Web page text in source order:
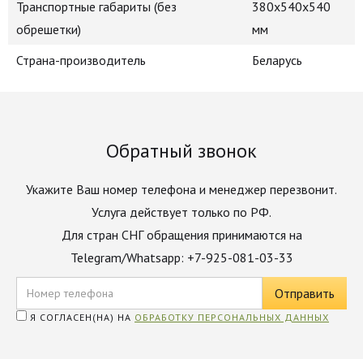
Транспортные габариты (без
обрешетки)
380х540х540
мм
Страна-производитель
Беларусь
Обратный звонок
Укажите Ваш номер телефона и менеджер перезвонит.
Услуга действует только по РФ.
Для стран СНГ обращения принимаются на
Telegram/Whatsapp: +7-925-081-03-33
Я СОГЛАСЕН(НА) НА ОБРАБОТКУ ПЕРСОНАЛЬНЫХ ДАННЫХ